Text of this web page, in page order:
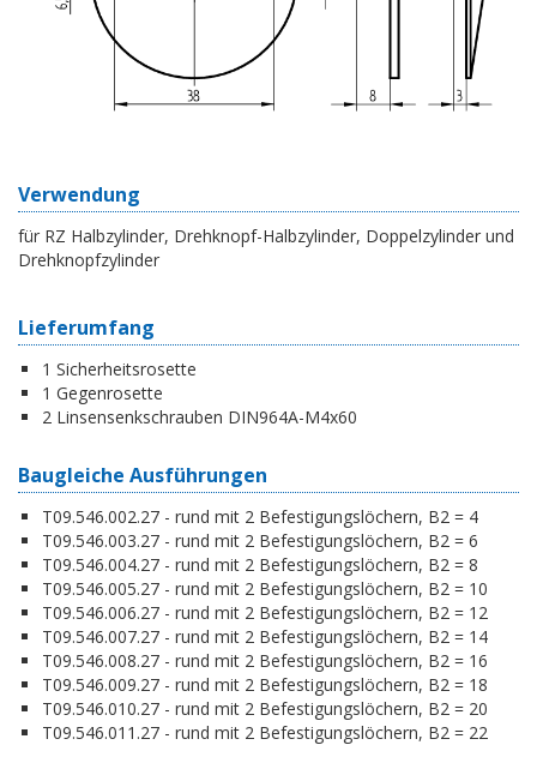
Verwendung
für RZ Halbzylinder, Drehknopf-Halbzylinder, Doppelzylinder und
Drehknopfzylinder
Lieferumfang
1 Sicherheitsrosette
1 Gegenrosette
2 Linsensenkschrauben DIN964A-M4x60
Baugleiche Ausführungen
T09.546.002.27 - rund mit 2 Befestigungslöchern, B2 = 4
T09.546.003.27 - rund mit 2 Befestigungslöchern, B2 = 6
T09.546.004.27 - rund mit 2 Befestigungslöchern, B2 = 8
T09.546.005.27 - rund mit 2 Befestigungslöchern, B2 = 10
T09.546.006.27 - rund mit 2 Befestigungslöchern, B2 = 12
T09.546.007.27 - rund mit 2 Befestigungslöchern, B2 = 14
T09.546.008.27 - rund mit 2 Befestigungslöchern, B2 = 16
T09.546.009.27 - rund mit 2 Befestigungslöchern, B2 = 18
T09.546.010.27 - rund mit 2 Befestigungslöchern, B2 = 20
T09.546.011.27 - rund mit 2 Befestigungslöchern, B2 = 22